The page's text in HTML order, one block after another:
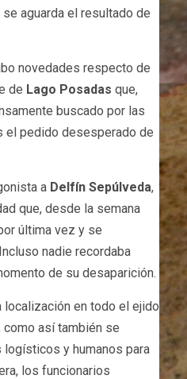
aguarda el resultado de
novedades respecto de
de Lago Posadas que,
buscado por las
el pedido desesperado de
a Delfín Sepúlveda,
que, desde la semana
última vez y se
nadie recordaba
de su desaparición.
localización en todo el ejido
como así también se
y humanos para
los funcionarios